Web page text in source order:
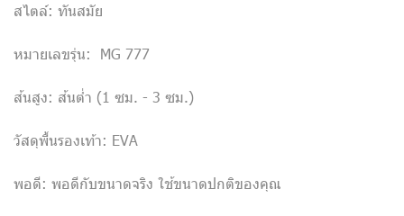
สไตล์: ทันสมัย
หมายเลขรุ่น: MG 777
ส้นสูง: ส้นต่ำ (1 ซม. - 3 ซม.)
วัสดุพื้นรองเท้า: EVA
พอดี: พอดีกับขนาดจริง ใช้ขนาดปกติของคุณ